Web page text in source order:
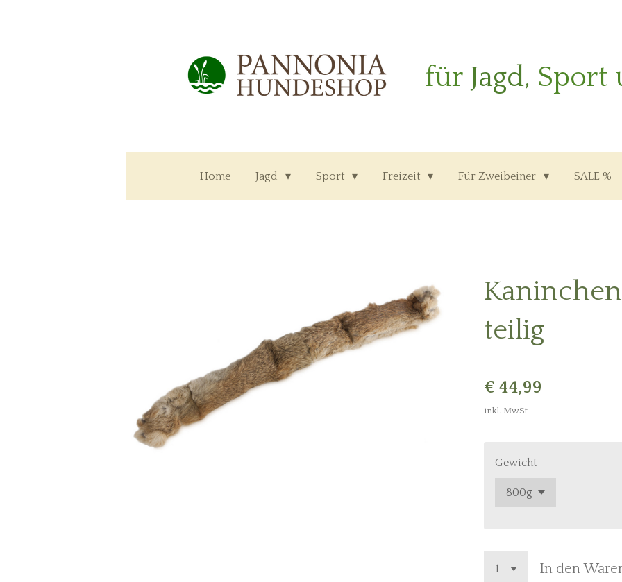
für Jagd, Sport
Home Jagd Sport Freizeit Für Zweibeiner SALE %
teilig
€ 44,99
inkl. MwSt
Gewicht
In den